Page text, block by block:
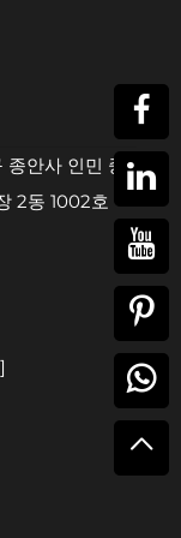
안사 인민 중
2동 1002호